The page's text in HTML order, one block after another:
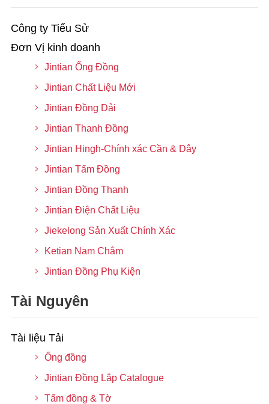
Công ty Tiểu Sử
Đơn Vị kinh doanh
Jintian Ống Đồng
Jintian Chất Liệu Mới
Jintian Đồng Dải
Jintian Thanh Đồng
Jintian Hingh-Chính xác Cần & Dây
Jintian Tấm Đồng
Jintian Đồng Thanh
Jintian Điện Chất Liệu
Jiekelong Sản Xuất Chính Xác
Ketian Nam Châm
Jintian Đồng Phụ Kiện
Tài Nguyên
Tài liệu Tải
Ống đồng
Jintian Đồng Lắp Catalogue
Tấm đồng & Tờ